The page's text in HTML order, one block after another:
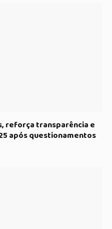
reforça transparência e
após questionamentos